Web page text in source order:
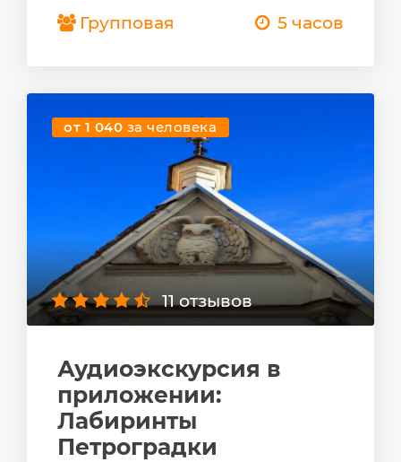
Групповая 5 часов
от 1 040 за человека
11 отзывов
Аудиоэкскурсия в
приложении:
Лабиринты
Петроградки